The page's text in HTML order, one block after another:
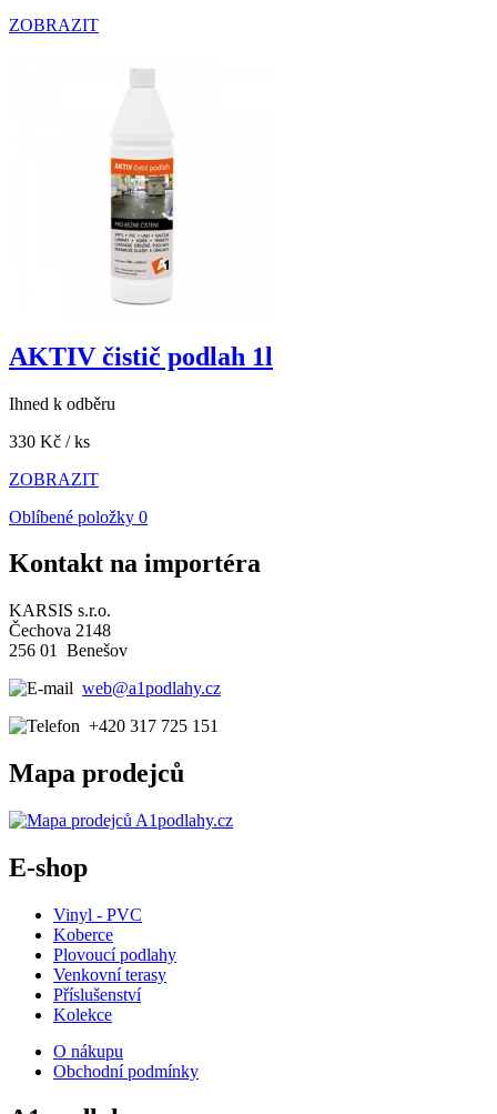
ZOBRAZIT
AKTIV čistič podlah 1l
Ihned k odběru
330 Kč / ks
ZOBRAZIT
Oblíbené položky 0
Kontakt na importéra
KARSIS s.r.o.
Čechova 2148
256 01 Benešov
web@a1podlahy.cz
+420 317 725 151
Mapa prodejců
E-shop
Vinyl - PVC
Koberce
Plovoucí podlahy
Venkovní terasy
Příslušenství
Kolekce
O nákupu
Obchodní podmínky